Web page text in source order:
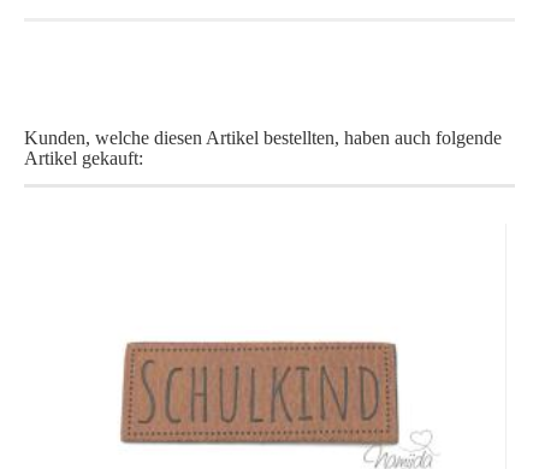
Kunden, welche diesen Artikel bestellten, haben auch folgende
Artikel gekauft: